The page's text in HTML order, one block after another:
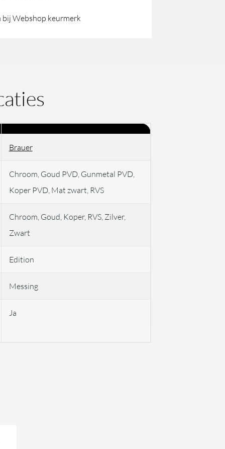
bij Webshop keurmerk
Brauer
Chroom, Goud PVD, Gunmetal PVD,
Koper PVD, Mat zwart, RVS
Chroom, Goud, Koper, RVS, Zilver,
Zwart
Edition
Messing
Ja